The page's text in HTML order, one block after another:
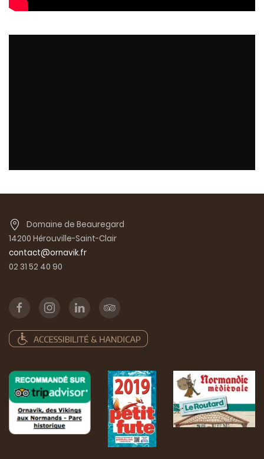
Domaine de Beauregard
14200 Hérouville-Saint-Clair
contact@ornavik.fr
02 31 52 40 90